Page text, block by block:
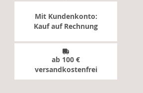
Mit Kundenkonto:
Kauf auf Rechnung
ab 100 €
versandkostenfrei